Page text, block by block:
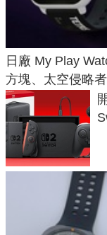
日廠 My Play
方塊、太空侵略